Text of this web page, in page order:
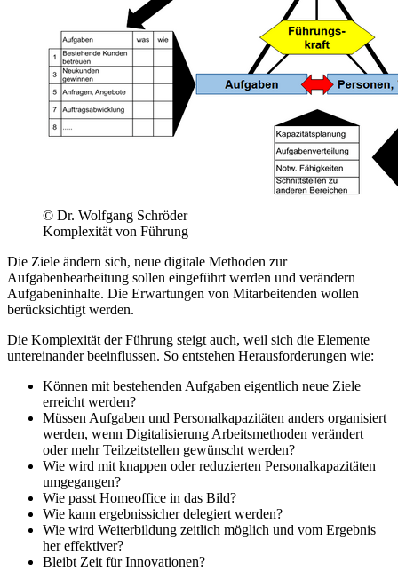
© Dr. Wolfgang Schröder
Komplexität von Führung
Die Ziele ändern sich, neue digitale Methoden zur
Aufgabenbearbeitung sollen eingeführt werden und verändern
Aufgabeninhalte. Die Erwartungen von Mitarbeitenden wollen
berücksichtigt werden.
Die Komplexität der Führung steigt auch, weil sich die Elemente
untereinander beeinflussen. So entstehen Herausforderungen wie:
Können mit bestehenden Aufgaben eigentlich neue Ziele
erreicht werden?
Müssen Aufgaben und Personalkapazitäten anders organisiert
werden, wenn Digitalisierung Arbeitsmethoden verändert
oder mehr Teilzeitstellen gewünscht werden?
Wie wird mit knappen oder reduzierten Personalkapazitäten
umgegangen?
Wie passt Homeoffice in das Bild?
Wie kann ergebnissicher delegiert werden?
Wie wird Weiterbildung zeitlich möglich und vom Ergebnis
her effektiver?
Bleibt Zeit für Innovationen?